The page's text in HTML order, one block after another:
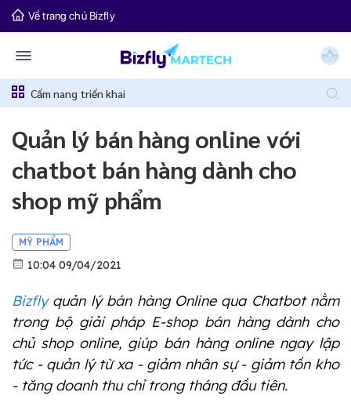
Về trang chủ Bizfly
Cẩm nang triển khai
Quản lý bán hàng online với
chatbot bán hàng dành cho
shop mỹ phẩm
MỸ PHẨM
10:04 09/04/2021
Bizflyquản lý bán hàng Online qua Chatbot nằm
trong bộ giải pháp E-shop bán hàng dành cho
chủ shop online, giúp bán hàng online ngay lập
tức - quản lý từ xa - giảm nhân sự - giảm tồn kho
- tăng doanh thu chỉ trong tháng đầu tiên.